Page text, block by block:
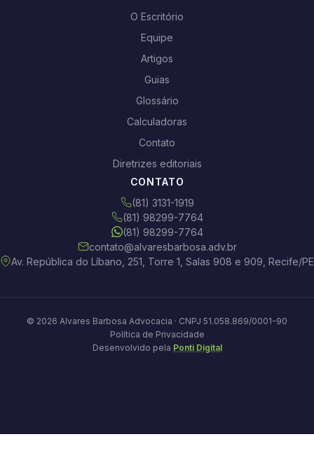
O Escritório
Equipe
Artigos
Guias
Glossário
Calculadoras
Contato
Diretrizes editoriais
CONTATO
(81) 3131-1919
(81) 98299-7764
(81) 98299-7764
contato@alvaresbarbosa.adv.br
Av. República do Líbano, 251, Torre 1, Salas 908 e 909, Recife/PE
© 2026 Alvares Barbosa Advocacia · CNPJ 51.058.869/0001-90
Política de Privacidade
Desenvolvido pela Ponti Digital